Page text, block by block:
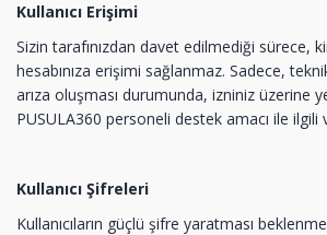
Kullanıcı Erişimi
Sizin tarafınızdan davet edilmediği sürece,
hesabınıza erişimi sağlanmaz. Sadece,
arıza oluşması durumunda, izniniz üzerine
PUSULA360 personeli destek amacı ile ilgili
Kullanıcı Şifreleri
Kullanıcıların güçlü şifre yaratması